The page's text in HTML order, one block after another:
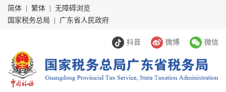
简体 繁体
无障碍浏览
国家税务总局
广东省人民政府
抖音 微博 微信